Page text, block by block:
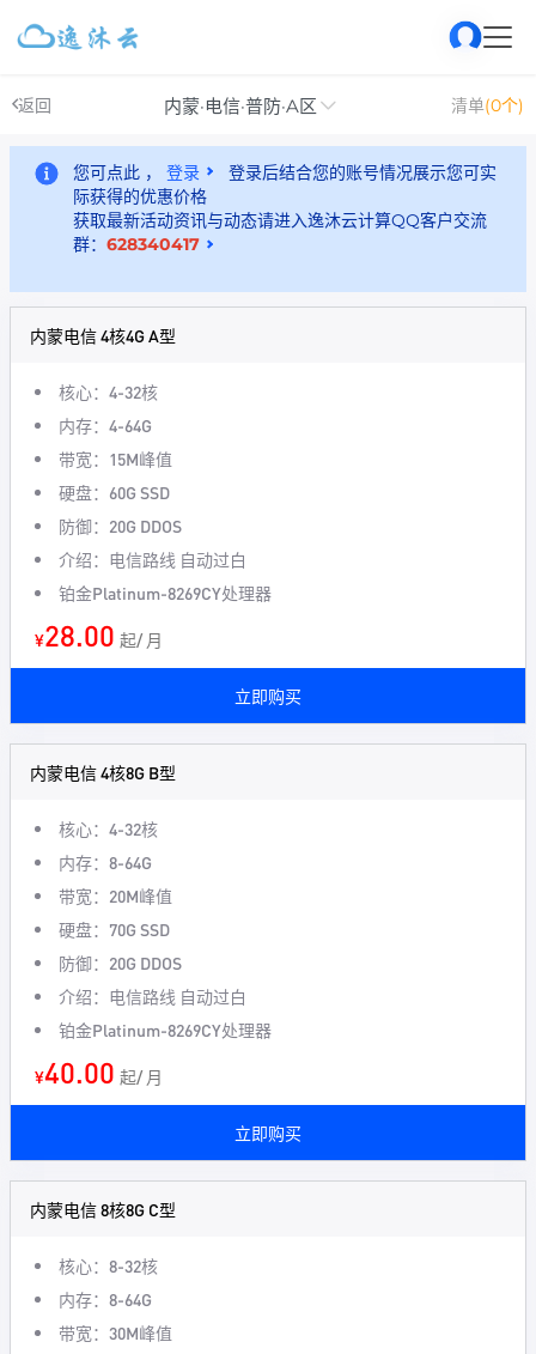
返回 内蒙·电信·普防·A区 清单(0个)
您可点此 ， 登录
登录后结合您的账号情况展示您可实
际获得的优惠价格
获取最新活动资讯与动态请进入逸沐云计算QQ客户交流
群： 628340417
内蒙电信 4核4G A型
核心：4-32核
内存：4-64G
带宽：15M峰值
硬盘：60G SSD
防御：20G DDOS
介绍：电信路线 自动过白
铂金Platinum-8269CY处理器
¥28.00 起/ 月
立即购买
内蒙电信 4核8G B型
核心：4-32核
内存：8-64G
带宽：20M峰值
硬盘：70G SSD
防御：20G DDOS
介绍：电信路线 自动过白
铂金Platinum-8269CY处理器
¥40.00 起/ 月
立即购买
内蒙电信 8核8G C型
核心：8-32核
内存：8-64G
带宽：30M峰值